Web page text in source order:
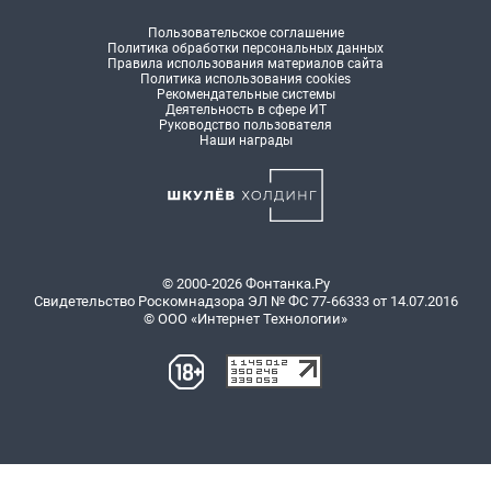
Пользовательское соглашение
Политика обработки персональных данных
Правила использования материалов сайта
Политика использования cookies
Рекомендательные системы
Деятельность в сфере ИТ
Руководство пользователя
Наши награды
© 2000-2026 Фонтанка.Ру
Свидетельство Роскомнадзора ЭЛ № ФС 77-66333 от 14.07.2016
© ООО «Интернет Технологии»